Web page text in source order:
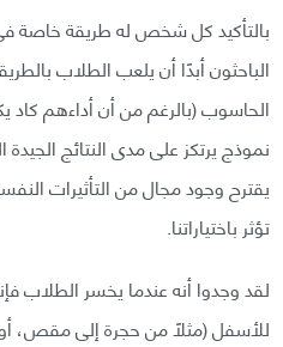
بالتأكيد كل شخص له طريقة خاصة في
الباحثون أبدًا أن يلعب الطلاب
الحاسوب (بالرغم من أن أداءهم كاد
نموذج يرتكز على مدى النتائج
يقترح وجود مجال من التأثيرات
تؤثر باختياراتنا.
لقد وجدوا أنه عندما يخسر الطلاب
للأسفل (مثلًا من حجرة إلى مقص،